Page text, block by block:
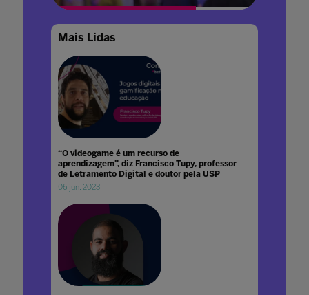
Mais Lidas
“O videogame é um recurso de
aprendizagem”, diz Francisco Tupy, professor
de Letramento Digital e doutor pela USP
06 jun. 2023